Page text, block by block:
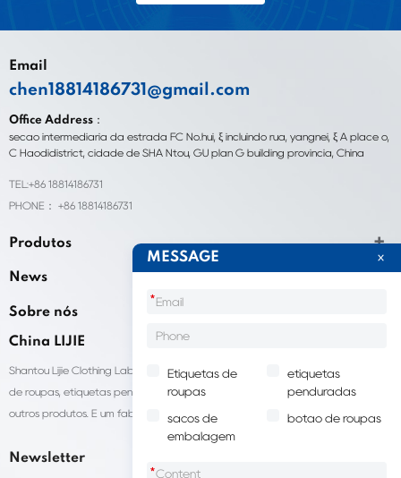
Email
chen18814186731@gmail.com
Office Address：
seção intermediária da estrada FC No.hui, ξ incluindo rua, yangnei, ξ A place o,
C Haodidistrict, cidade de SHA Ntou, GU plan G building província, China
TEL:+86 18814186731
PHONE： +86 18814186731
Produtos
News
Sobre nós
China LIJIE
Shantou Lijie Clothing Labels fornece serviços personalizados para etiquetas
de roupas, etiquetas penduradas, sacolas para embalagens de roupas e
outros produtos. É um fabricante líder de acessórios de vestuário na China.
Newsletter
MESSAGE
*
Etiquetas de
roupas
etiquetas
penduradas
sacos de
embalagem
botão de roupas
*